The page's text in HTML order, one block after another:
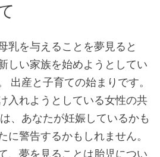
乳を与えることを夢見ると
しい家族を始めようとしてい
出産と子育ての始まりです。
入れようとしている女性の共
、あなたが妊娠しているかも
に警告するかもしれません。
、夢を見ることは胎児につい